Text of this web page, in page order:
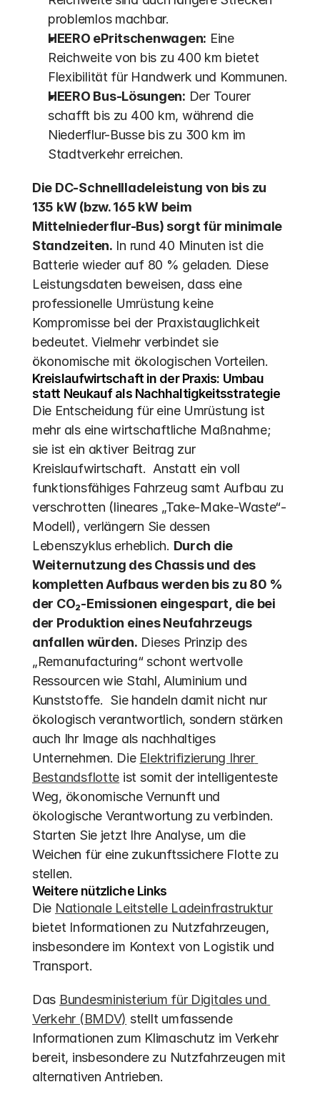
problemlos machbar.
HEERO ePritschenwagen: Eine
Reichweite von bis zu 400 km bietet
Flexibilität für Handwerk und Kommunen.
HEERO Bus-Lösungen: Der Tourer
schafft bis zu 400 km, während die
Niederflur-Busse bis zu 300 km im
Stadtverkehr erreichen.
Die DC-Schnellladeleistung von bis zu
135 kW (bzw. 165 kW beim
Mittelniederflur-Bus) sorgt für minimale
Standzeiten. In rund 40 Minuten ist die
Batterie wieder auf 80 % geladen. Diese
Leistungsdaten beweisen, dass eine
professionelle Umrüstung keine
Kompromisse bei der Praxistauglichkeit
bedeutet. Vielmehr verbindet sie
ökonomische mit ökologischen Vorteilen.
Kreislaufwirtschaft in der Praxis: Umbau
statt Neukauf als Nachhaltigkeitsstrategie
Die Entscheidung für eine Umrüstung ist
mehr als eine wirtschaftliche Maßnahme;
sie ist ein aktiver Beitrag zur
Kreislaufwirtschaft.  Anstatt ein voll
funktionsfähiges Fahrzeug samt Aufbau zu
verschrotten (lineares „Take-Make-Waste“-
Modell), verlängern Sie dessen
Lebenszyklus erheblich. Durch die
Weiternutzung des Chassis und des
kompletten Aufbaus werden bis zu 80 %
der CO₂-Emissionen eingespart, die bei
der Produktion eines Neufahrzeugs
anfallen würden. Dieses Prinzip des
„Remanufacturing“ schont wertvolle
Ressourcen wie Stahl, Aluminium und
Kunststoffe.  Sie handeln damit nicht nur
ökologisch verantwortlich, sondern stärken
auch Ihr Image als nachhaltiges
Unternehmen. Die Elektrifizierung Ihrer
Bestandsflotte ist somit der intelligenteste
Weg, ökonomische Vernunft und
ökologische Verantwortung zu verbinden.
Starten Sie jetzt Ihre Analyse, um die
Weichen für eine zukunftssichere Flotte zu
stellen.
Weitere nützliche Links
Die Nationale Leitstelle Ladeinfrastruktur
bietet Informationen zu Nutzfahrzeugen,
insbesondere im Kontext von Logistik und
Transport.
Das Bundesministerium für Digitales und
Verkehr (BMDV) stellt umfassende
Informationen zum Klimaschutz im Verkehr
bereit, insbesondere zu Nutzfahrzeugen mit
alternativen Antrieben.